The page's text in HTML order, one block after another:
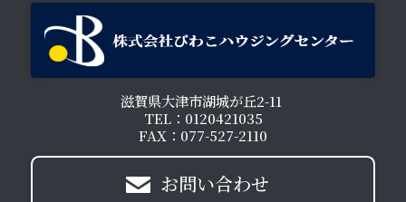
滋賀県大津市湖城が丘2-11
TEL：0120421035
FAX：077-527-2110
お問い合わせ